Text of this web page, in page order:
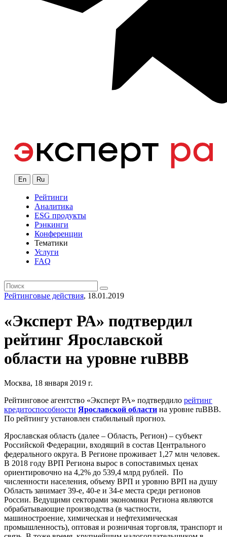
En Ru
Рейтинги
Аналитика
ESG продукты
Рэнкинги
Конференции
Тематики
Услуги
FAQ
Рейтинговые действия, 18.01.2019
«Эксперт РА» подтвердил
рейтинг Ярославской
области на уровне ruBBB
Москва, 18 января 2019 г.
Рейтинговое агентство «Эксперт РА» подтвердило рейтинг
кредитоспособности Ярославской области на уровне ruBBB.
По рейтингу установлен стабильный прогноз.
Ярославская область (далее – Область, Регион) – субъект
Российской Федерации, входящий в состав Центрального
федерального округа. В Регионе проживает 1,27 млн человек.
В 2018 году ВРП Региона вырос в сопоставимых ценах
ориентировочно на 4,2% до 539,4 млрд рублей. По
численности населения, объему ВРП и уровню ВРП на душу
Область занимает 39-е, 40-е и 34-е места среди регионов
России. Ведущими секторами экономики Региона являются
обрабатывающие производства (в частности,
машиностроение, химическая и нефтехимическая
промышленность), оптовая и розничная торговля, транспорт и